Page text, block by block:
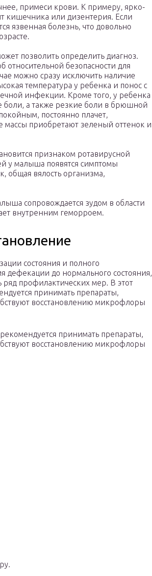
примеси крови. К примеру, ярко-
кишечника или дизентерия. Если
язвенная болезнь, что довольно
позволить определить диагноз.
относительной безопасности для
можно сразу исключить наличие
температура у ребенка и понос с
инфекции. Кроме того, у ребенка
боли, а также резкие боли в брюшной
постоянно плачет,
массы приобретают зеленый оттенок и
признаком ротавирусной
у малыша появятся симптомы
общая вялость организма,
сопровождается зудом в области
внутренним геморроем.
состояния и полного
дефекации до нормального состояния,
ряд профилактических мер. В этот
принимать препараты,
восстановлению микрофлоры
принимать препараты,
восстановлению микрофлоры